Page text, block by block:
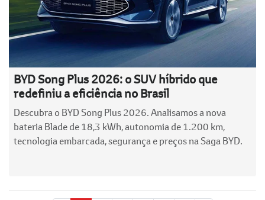
BYD Song Plus 2026: o SUV híbrido que
redefiniu a eficiência no Brasil
Descubra o BYD Song Plus 2026. Analisamos a nova
bateria Blade de 18,3 kWh, autonomia de 1.200 km,
tecnologia embarcada, segurança e preços na Saga BYD.